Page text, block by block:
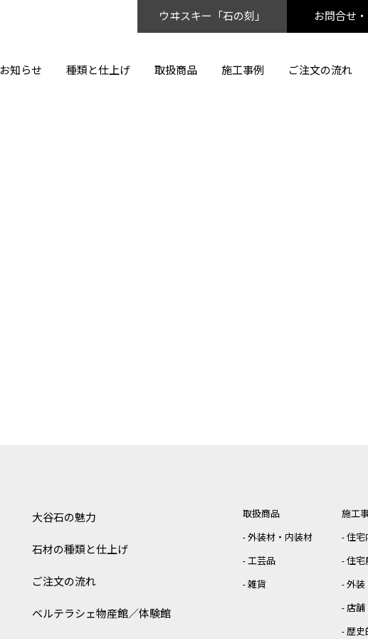
お知らせ 種類と仕上げ 取扱商品 施工事例 ご注文の流れ
ウヰスキー「石の刻」 お問合せ
大谷石の魅力
石材の種類と仕上げ
ご注文の流れ
ベルテラシェ物産館／体験館
取扱商品
外装材・内装材
工芸品
雑貨
施工
住宅
住宅
外装
店舗
歴史